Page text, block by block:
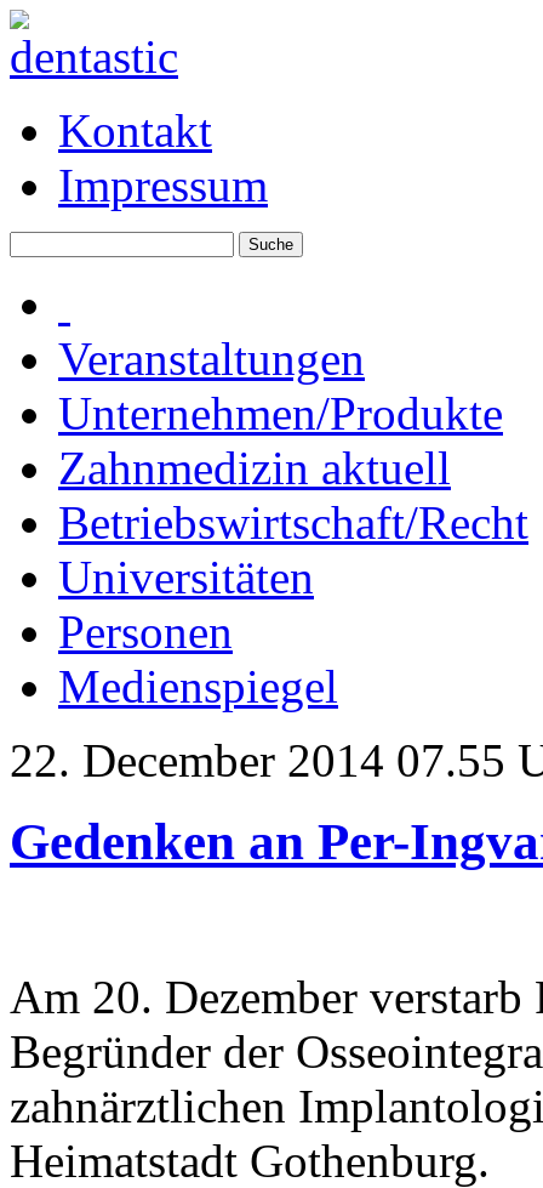
Kontakt
Impressum
Veranstaltungen
Unternehmen/Produkte
Zahnmedizin aktuell
Betriebswirtschaft/Recht
Universitäten
Personen
Medienspiegel
22. December 2014 07.55
Gedenken an Per-
Am 20. Dezember
Begründer der
zahnärztlichen
Heimatstadt Gothenburg.